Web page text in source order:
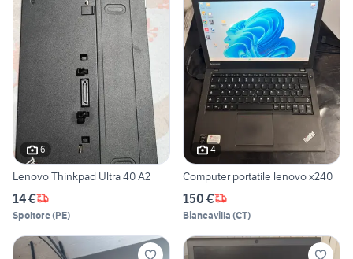
6
Lenovo Thinkpad Ultra 40 A2
14 €
Spoltore(PE)
4
Computer portatile lenovo x240
150 €
Biancavilla (CT)